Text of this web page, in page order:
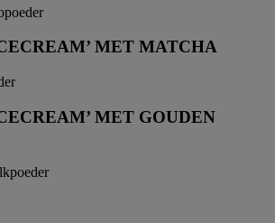
MET MATCHA
MET GOUDEN